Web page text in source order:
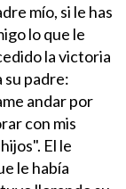
mío, si le has
lo que le
la victoria
su padre:
andar por
con mis
El le
le había